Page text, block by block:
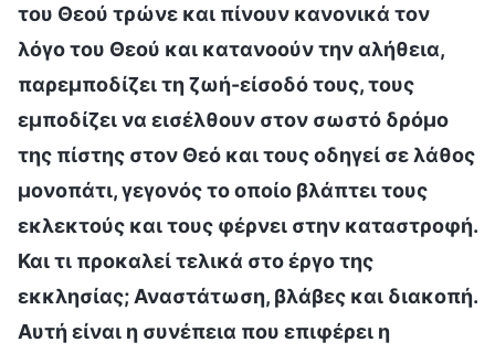
του Θεού τρώνε και πίνουν κανονικά τον
λόγο του Θεού και κατανοούν την αλήθεια,
παρεμποδίζει τη ζωή-είσοδό τους, τους
εμποδίζει να εισέλθουν στον σωστό δρόμο
της πίστης στον Θεό και τους οδηγεί σε λάθος
μονοπάτι, γεγονός το οποίο βλάπτει τους
εκλεκτούς και τους φέρνει στην καταστροφή.
Και τι προκαλεί τελικά στο έργο της
εκκλησίας; Αναστάτωση, βλάβες και διακοπή.
Αυτή είναι η συνέπεια που επιφέρει η